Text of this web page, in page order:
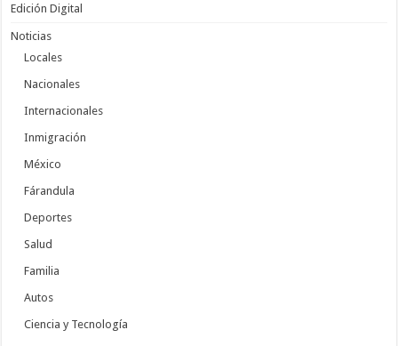
Edición Digital
Noticias
Locales
Nacionales
Internacionales
Inmigración
México
Fárandula
Deportes
Salud
Familia
Autos
Ciencia y Tecnología